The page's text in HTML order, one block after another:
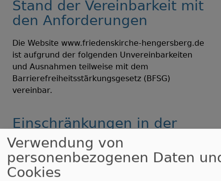
Stand der Vereinbarkeit mit
den Anforderungen
Die Website www.friedenskirche-hengersberg.de
ist aufgrund der folgenden Unvereinbarkeiten
und Ausnahmen teilweise mit dem
Barrierefreiheitsstärkungsgesetz (BFSG)
vereinbar.
Einschränkungen in der
Barrierefreiheit beim Theme
VK Philippus classic
Hier den Text für vk_classic einfügen
Verwendung von
personenbezogenen Daten
Cookies